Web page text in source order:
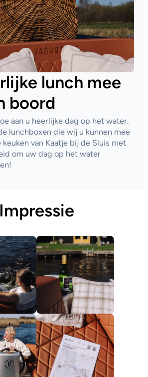
lunch mee
boord
aan u heerlijke dag op het water.
lunchboxen die wij u kunnen mee
van Kaatje bij de Sluis met
om uw dag op het water
Impressie